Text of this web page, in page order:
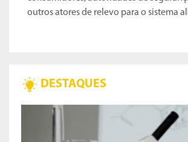
outros atores de relevo para o sistema
DESTAQUES